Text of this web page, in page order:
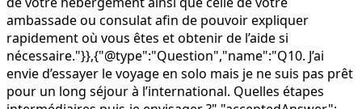
ambassade ou consulat afin de pouvoir expliquer
rapidement où vous êtes et obtenir de l’aide si
nécessaire."}},{"@type":"Question","name":"Q10. J’ai
envie d’essayer le voyage en solo mais je ne suis pas prêt
pour un long séjour à l’international. Quelles étapes